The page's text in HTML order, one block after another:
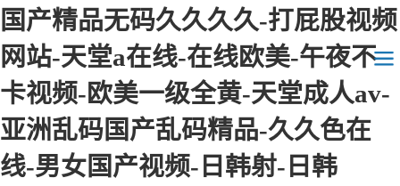
国产精品无码久久久久-打屁股视频
网站-天堂a在线-在线欧美-午夜不
卡视频-欧美一级全黄-天堂成人av-
亚洲乱码国产乱码精品-久久色在
线-男女国产视频-日韩射-日韩
上海報關報檢
上海保稅倉儲